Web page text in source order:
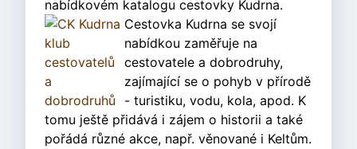
nabídkovém katalogu cestovky Kudrna.
Cestovka Kudrna se svojí
nabídkou zaměřuje na
cestovatele a dobrodruhy,
zajímající se o pohyb v přírodě
- turistiku, vodu, kola, apod. K
tomu ještě přidává i zájem o historii a také
pořádá různé akce, např. věnované i Keltům.